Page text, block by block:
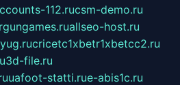
112.rucsm-demo.ru
allseo-host.ru
cricetc1xbetr1xbetcc2.ru
3d-file.ru
uafoot-statti.rue-abis1c.ru